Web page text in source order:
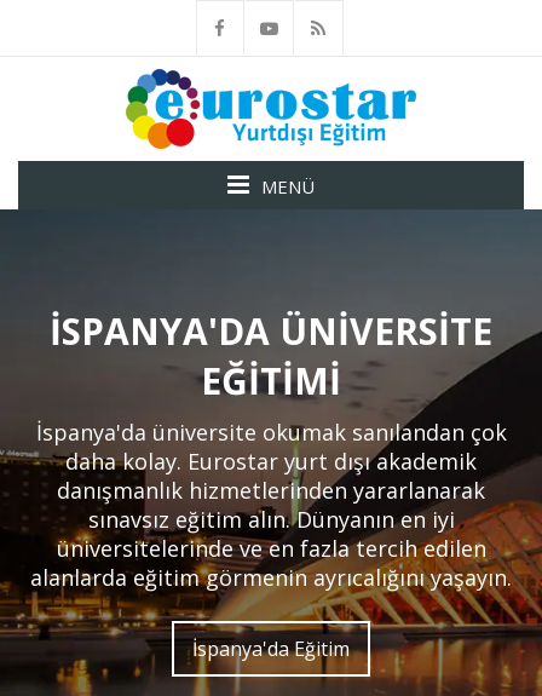
MENÜ
İSPANYA'DA ÜNIVERSITE
EĞITIMI
İspanya'da üniversite okumak sanılandan çok
daha kolay. Eurostar yurt dışı akademik
danışmanlık hizmetlerinden yararlanarak
sınavsız eğitim alın. Dünyanın en iyi
üniversitelerinde ve en fazla tercih edilen
alanlarda eğitim görmenin ayrıcalığını yaşayın.
İspanya'da Eğitim